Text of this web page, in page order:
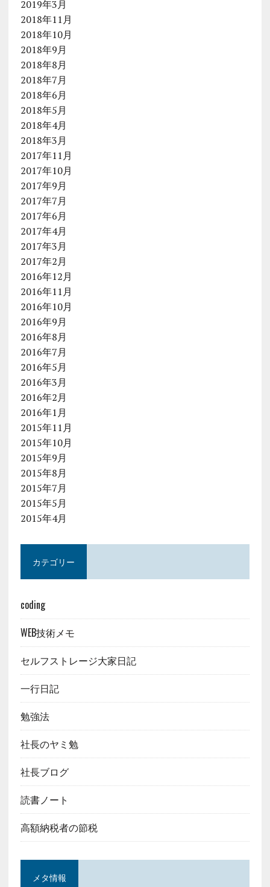
2019年3月
2018年11月
2018年10月
2018年9月
2018年8月
2018年7月
2018年6月
2018年5月
2018年4月
2018年3月
2017年11月
2017年10月
2017年9月
2017年7月
2017年6月
2017年4月
2017年3月
2017年2月
2016年12月
2016年11月
2016年10月
2016年9月
2016年8月
2016年7月
2016年5月
2016年3月
2016年2月
2016年1月
2015年11月
2015年10月
2015年9月
2015年8月
2015年7月
2015年5月
2015年4月
カテゴリー
coding
WEB技術メモ
セルフストレージ大家日記
一行日記
勉強法
社長のヤミ勉
社長ブログ
読書ノート
高額納税者の節税
メタ情報